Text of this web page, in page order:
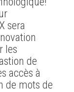
sera
les
de
accès à
de mots de